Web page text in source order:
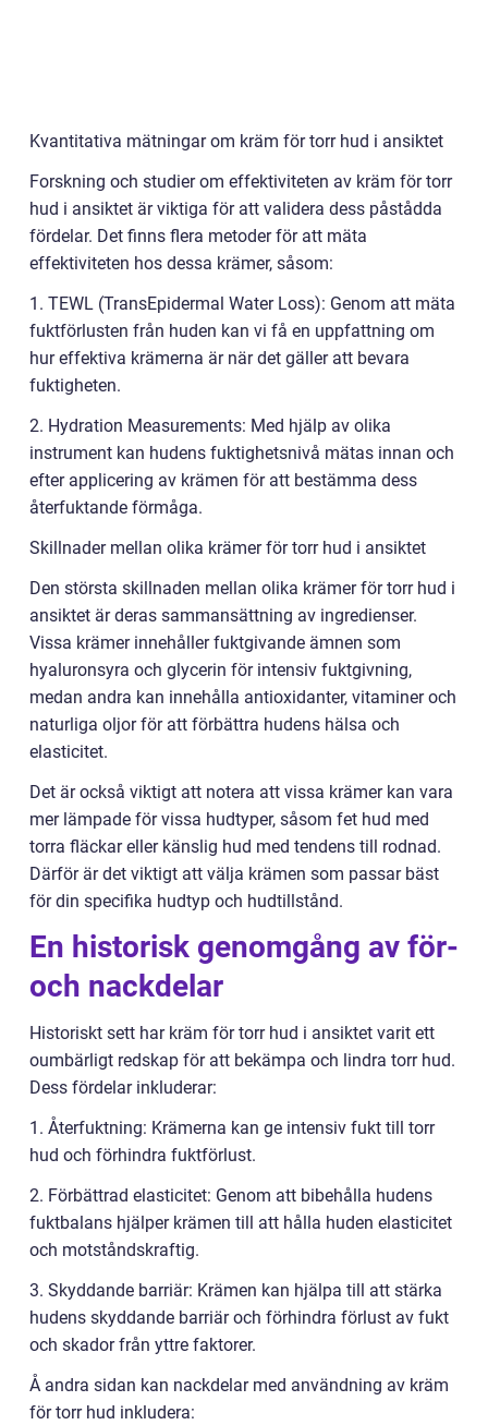
Kvantitativa mätningar om kräm för torr hud i ansiktet
Forskning och studier om effektiviteten av kräm för torr
hud i ansiktet är viktiga för att validera dess påstådda
fördelar. Det finns flera metoder för att mäta
effektiviteten hos dessa krämer, såsom:
1. TEWL (TransEpidermal Water Loss): Genom att mäta
fuktförlusten från huden kan vi få en uppfattning om
hur effektiva krämerna är när det gäller att bevara
fuktigheten.
2. Hydration Measurements: Med hjälp av olika
instrument kan hudens fuktighetsnivå mätas innan och
efter applicering av krämen för att bestämma dess
återfuktande förmåga.
Skillnader mellan olika krämer för torr hud i ansiktet
Den största skillnaden mellan olika krämer för torr hud i
ansiktet är deras sammansättning av ingredienser.
Vissa krämer innehåller fuktgivande ämnen som
hyaluronsyra och glycerin för intensiv fuktgivning,
medan andra kan innehålla antioxidanter, vitaminer och
naturliga oljor för att förbättra hudens hälsa och
elasticitet.
Det är också viktigt att notera att vissa krämer kan vara
mer lämpade för vissa hudtyper, såsom fet hud med
torra fläckar eller känslig hud med tendens till rodnad.
Därför är det viktigt att välja krämen som passar bäst
för din specifika hudtyp och hudtillstånd.
En historisk genomgång av för-
och nackdelar
Historiskt sett har kräm för torr hud i ansiktet varit ett
oumbärligt redskap för att bekämpa och lindra torr hud.
Dess fördelar inkluderar:
1. Återfuktning: Krämerna kan ge intensiv fukt till torr
hud och förhindra fuktförlust.
2. Förbättrad elasticitet: Genom att bibehålla hudens
fuktbalans hjälper krämen till att hålla huden elasticitet
och motståndskraftig.
3. Skyddande barriär: Krämen kan hjälpa till att stärka
hudens skyddande barriär och förhindra förlust av fukt
och skador från yttre faktorer.
Å andra sidan kan nackdelar med användning av kräm
för torr hud inkludera: